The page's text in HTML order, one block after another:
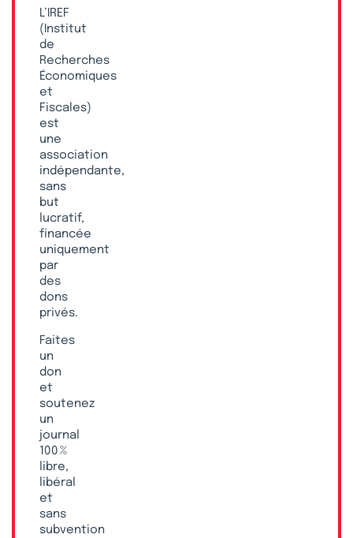
L’IREF
(Institut
de
Recherches
Économiques
et
Fiscales)
est
une
association
indépendante,
sans
but
lucratif,
financée
uniquement
par
des
dons
privés.
Faites
un
don
et
soutenez
un
journal
100 %
libre,
libéral
et
sans
subvention